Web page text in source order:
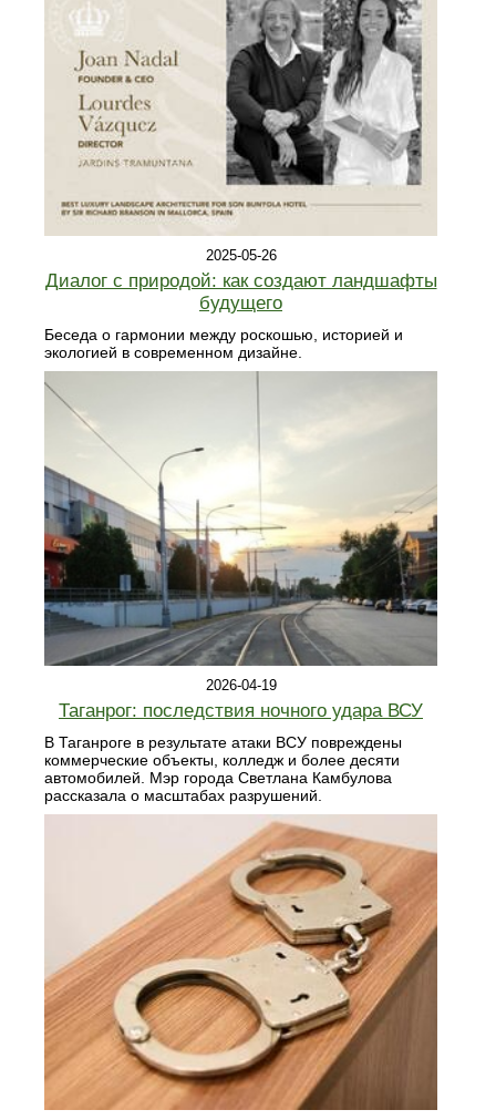
2025-05-26
Диалог с природой: как создают ландшафты
будущего
Беседа о гармонии между роскошью, историей и
экологией в современном дизайне.
2026-04-19
Таганрог: последствия ночного удара ВСУ
В Таганроге в результате атаки ВСУ повреждены
коммерческие объекты, колледж и более десяти
автомобилей. Мэр города Светлана Камбулова
рассказала о масштабах разрушений.